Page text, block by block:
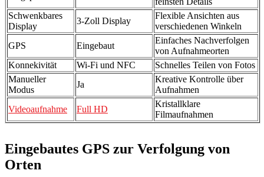
Schwenkbares
Display
3-Zoll Display
Flexible Ansichten aus
verschiedenen Winkeln
GPS
Eingebaut
Einfaches Nachverfolgen
von Aufnahmeorten
Konnekivität
Wi-Fi und NFC
Schnelles Teilen von Fotos
Manueller
Modus
Ja
Kreative Kontrolle über
Aufnahmen
Videoaufnahme
Full HD
Kristallklare
Filmaufnahmen
Eingebautes GPS zur Verfolgung von
Orten